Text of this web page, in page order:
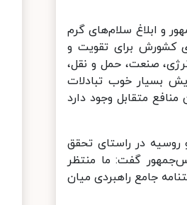
و ابلاغ سلام‌های گرم
کشورش برای تقویت و
صنعت، حمل و نقل،
بسیار خوب تبادلات
متقابل وجود دارد
در راستای تحقق
گفت: ما منتظر
جامع راهبردی میان